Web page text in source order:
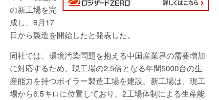
の新工場を完
成し、8月17
日から製造を開始したと発表した。
同社では、環境汚染問題を抱える中国産業界の需要増加
に対応するため、現工場の2.5倍となる年間5000台の生
産能力を持つボイラー製造工場を建設。新工場は、現工
場から6.5キロに位置しており、2工場体制による生産能